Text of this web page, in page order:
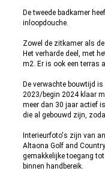
De tweede badkamer
inloopdouche.
Zowel de zitkamer als
Het verharde deel, met
m2. Er is ook een terras
De verwachte bouwtijd
2023/begin 2024 klaar
meer dan 30 jaar actief
die al gebouwd zijn,
Interieurfoto's zijn van
Altaona Golf and
gemakkelijke toegang
binnen handbereik.